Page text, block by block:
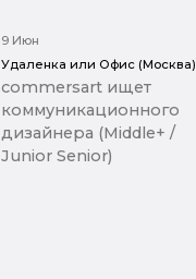
9 Июн
Удаленка или Офис (Москва)
commersart ищет
коммуникационного
дизайнера (Middle+ /
Junior Senior)